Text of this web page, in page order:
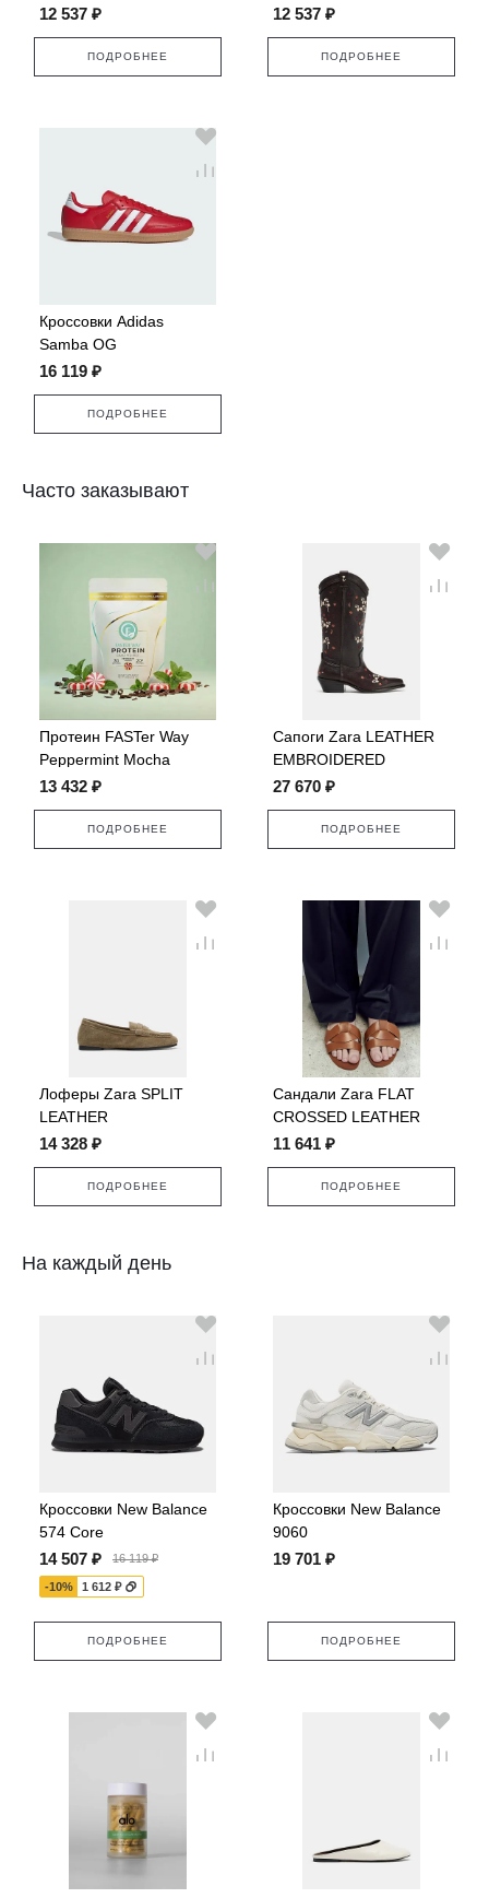
12 537 ₽
ПОДРОБНЕЕ
SANDALS
12 537 ₽
ПОДРОБНЕЕ
Кроссовки Adidas
Samba OG
16 119 ₽
ПОДРОБНЕЕ
Часто заказывают
Протеин FASTer Way
Peppermint Mocha
13 432 ₽
ПОДРОБНЕЕ
Сапоги Zara LEATHER
EMBROIDERED
COWBOY
27 670 ₽
ПОДРОБНЕЕ
Лоферы Zara SPLIT
LEATHER
14 328 ₽
ПОДРОБНЕЕ
Сандали Zara FLAT
CROSSED LEATHER
SANDALS
11 641 ₽
ПОДРОБНЕЕ
На каждый день
Кроссовки New Balance
574 Core
14 507 ₽ 16 119 ₽
-10% 1 612 ₽
ПОДРОБНЕЕ
Кроссовки New Balance
9060
19 701 ₽
ПОДРОБНЕЕ